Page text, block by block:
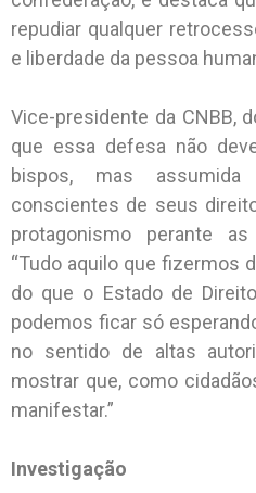
repudiar qualquer
e liberdade da pessoa
Vice-presidente da CNBB,
que essa defesa não
bispos, mas
conscientes de seus
protagonismo perante
“Tudo aquilo que fizermos
do que o Estado de
podemos ficar só
no sentido de altas
mostrar que, como
manifestar.”
Investigação